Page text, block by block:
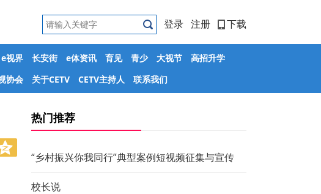
登录 注册 下载
e视界 长安街 e体资讯 育见 青少 大视节
高招升学
协会 关于CETV CETV主持人 联系我们
热门推荐
“乡村振兴你我同行”典型案例短视频征集与宣传
校长说